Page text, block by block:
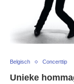
Belgisch Concerttip
Unieke